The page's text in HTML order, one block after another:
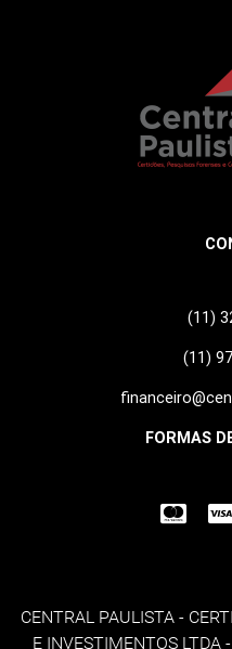
(11)
(11)
FORMAS
CENTRAL PAULISTA -
E INVESTIMENTOS